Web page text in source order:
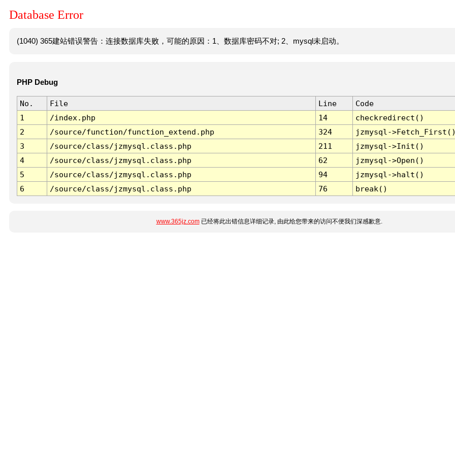
Database Error
(1040) 365建站错误警告：连接数据库失败，可能的原因：1、数据库密码不对; 2、mysql未启动。
PHP Debug
No. File Line
Code
1
/index.php 14
checkredirect()
2
/source/function/function_extend.php 324
jzmysql-
3
/source/class/jzmysql.class.php 211
jzmysql->Init()
4
/source/class/jzmysql.class.php 62
jzmysql->Open()
5
/source/class/jzmysql.class.php 94
jzmysql->halt()
6
/source/class/jzmysql.class.php 76 break()
www.365jz.com已经将此出错信息详细记录, 由此给您带来的访问不便我们深感歉意.